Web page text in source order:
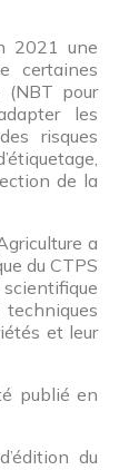
2021 une
certaines
(NBT pour
les
risques
de la
a
du CTPS
techniques
et leur
publié en
du